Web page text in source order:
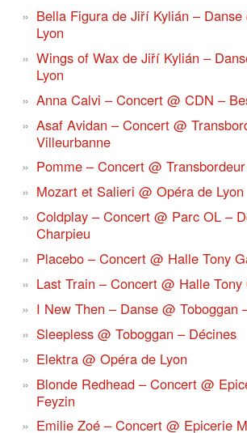
Bella Figura de Jiří Kylián –
Lyon
Wings of Wax de Jiří Kylián –
Lyon
Anna Calvi – Concert @ CDN –
Asaf Avidan – Concert @
Villeurbanne
Pomme – Concert @
Mozart et Salieri @ Opéra de Lyon
Coldplay – Concert @ Parc OL –
Charpieu
Placebo – Concert @ Halle Tony
Last Train – Concert @ Halle
I New Then – Danse @ Toboggan
Sleepless @ Toboggan – Décines
Elektra @ Opéra de Lyon
Blonde Redhead – Concert @
Feyzin
Emilie Zoé – Concert @ Epicerie